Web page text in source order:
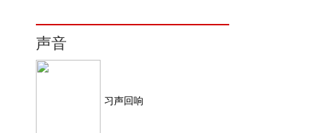
声音
习声回响